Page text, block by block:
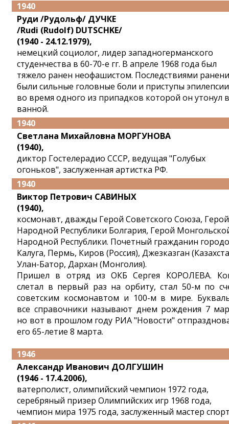
1940
Руди /Рудольф/ ДУЧКЕ
/Rudi (Rudolf) DUTSCHKE/
(1940 - 24.12.1979),
немецкий социолог, лидер западногерманского
студенчества в 60-70-е гг. В апреле 1968 года был
тяжело ранен неофашистом. Последствиями
были сильные головные боли и приступы
во время одного из припадков которой он утонул в
ванной.
1940
Светлана Михайловна МОРГУНОВА
(1940),
диктор Гостелерадио СССР, ведущая "Голубых
огоньков", заслуженная артистка РФ.
1940
Виктор Петрович САВИНЫХ
(1940),
космонавт, дважды Герой Советского Союза, Герой
Народной Республики Болгария, Герой
Народной Республики. Почетный гражданин
Калуга, Пермь, Киров (Россия), Джезказган
Улан-Батор, Дархан (Монголия).
Пришел в отряд из ОКБ Сергея КОРОЛЕВА.
слетал в первый раз на орбиту, стал 50-м по
советским космонавтом и 100-м в мире.
все справочники называют днем рождения 7
но вот в прошлом году РИА "Новости"
его 65-летие 8 марта.
1946
Александр Иванович ДОЛГУШИН
(1946 - 17.4.2006),
ватерполист, олимпийский чемпион 1972 года,
серебряный призер Олимпийских игр 1968 года,
чемпион мира 1975 года, заслуженный мастер